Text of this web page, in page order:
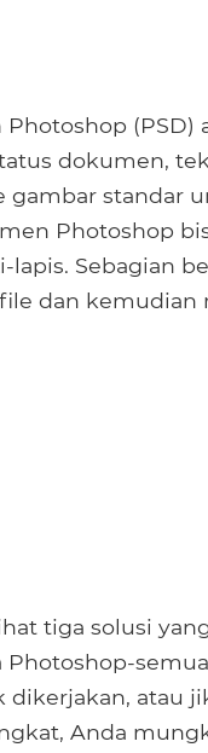
dokumen,
gambar standar
Photoshop
lapis. Sebagian
dan kemudian
tiga solusi
Photoshop-
dikerjakan, atau
Anda